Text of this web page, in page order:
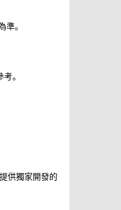
。
。
供獨家開發的